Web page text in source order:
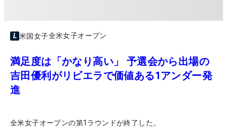
米国女子全米女子オープン
満足度は「かなり高い」 予選会から出場の
吉田優利がリビエラで価値ある1アンダー発
進
全米女子オープンの第1ラウンドが終了した。